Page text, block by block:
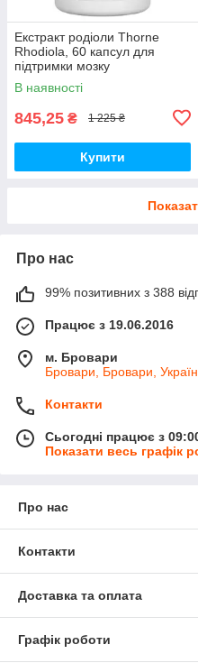
Екстракт родіоли Thorne
Rhodiola, 60 капсул для
підтримки мозку
В наявності
845,25 ₴ 1 225 ₴
Купити
Про нас
99% позитивних з 388
Працює з 19.06.2016
м. Бровари
Бровари, Бровари,
Контакти
Сьогодні працює з
Показати весь графік
Про нас
Контакти
Доставка та оплата
Графік роботи